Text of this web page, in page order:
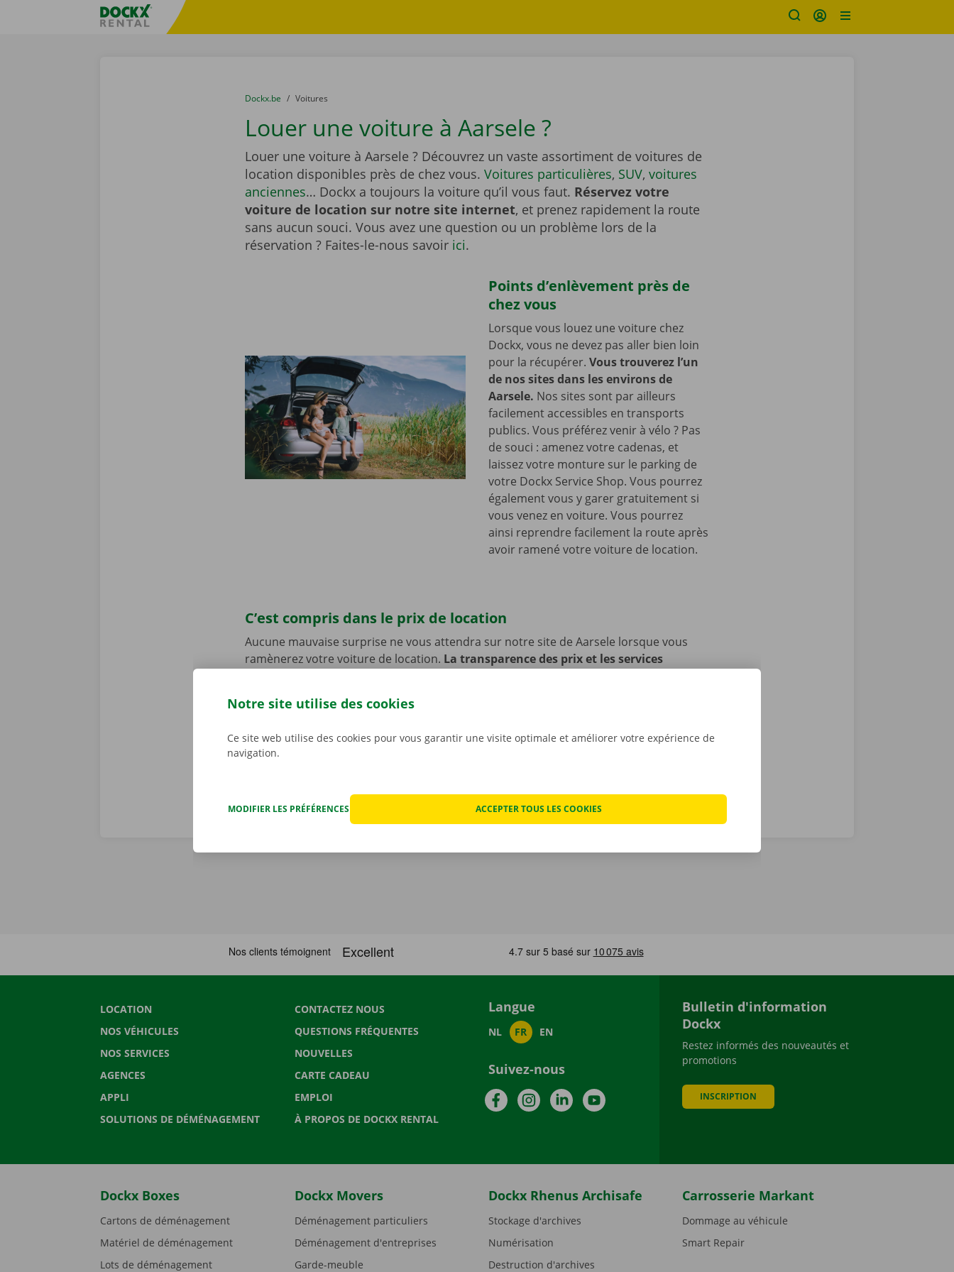
sitename
You are here:
du
Dockx.be to
Voitures
Louer une voiture à Aarsele ?
Louer une voiture à Aarsele ? Découvrez un vaste assortiment de voitures de
location disponibles près de chez vous. Voitures particulières, SUV, voitures
anciennes… Dockx a toujours la voiture qu’il vous faut. Réservez votre
voiture de location sur notre site internet, et prenez rapidement la route
sans aucun souci. Vous avez une question ou un problème lors de la
réservation ? Faites-le-nous savoir ici.
Points d’enlèvement près de
chez vous
Lorsque vous louez une voiture chez
Dockx, vous ne devez pas aller bien loin
pour la récupérer. Vous trouverez l’un
de nos sites dans les environs de
Aarsele. Nos sites sont par ailleurs
facilement accessibles en transports
publics. Vous préférez venir à vélo ? Pas
de souci : amenez votre cadenas, et
laissez votre monture sur le parking de
votre Dockx Service Shop. Vous pourrez
également vous y garer gratuitement si
vous venez en voiture. Vous pourrez
ainsi reprendre facilement la route après
avoir ramené votre voiture de location.
C’est compris dans le prix de location
Aucune mauvaise surprise ne vous attendra sur notre site de Aarsele lorsque vous
ramènerez votre voiture de location. La transparence des prix et les services
problème technique, vous profitez d’un service de dépannage disponible 24 h/24 et 7
LOCATION
NOS VÉHICULES
NOS SERVICES
AGENCES
APPLI
SOLUTIONS DE DÉMÉNAGEMENT
CONTACTEZ NOUS
QUESTIONS FRÉQUENTES
NOUVELLES
CARTE CADEAU
EMPLOI
À PROPOS DE DOCKX RENTAL
Langue
NL FR EN
Suivez-nous
FacebookInstagramLinkedInYouTube
Bulletin d'information
Dockx
Restez informés des nouveautés et
promotions
INSCRIPTION
Dockx Boxes
Cartons de déménagement
Matériel de déménagement
Lots de déménagement
Dockx Movers
Déménagement particuliers
Déménagement d'entreprises
Garde-meuble
Dockx Rhenus Archisafe
Stockage d'archives
Numérisation
Destruction d'archives
Carrosserie Markant
Dommage au véhicule
Smart Repair
Notre site utilise des cookies
Ce site web utilise des cookies pour vous garantir une visite optimale et améliorer votre expérience de
navigation.
MODIFIER LES PRÉFÉRENCES ACCEPTER TOUS LES COOKIES